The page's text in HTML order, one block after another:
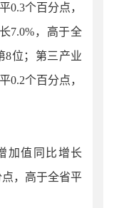
0.3个百分点，
7.0%，高于全
8位；第三产业
0.2个百分点，
加值同比增长
点，高于全省平